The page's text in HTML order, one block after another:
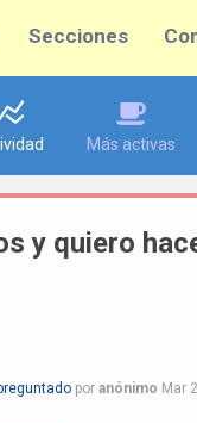
Secciones
Más activas
y quiero
por anónimo Mar